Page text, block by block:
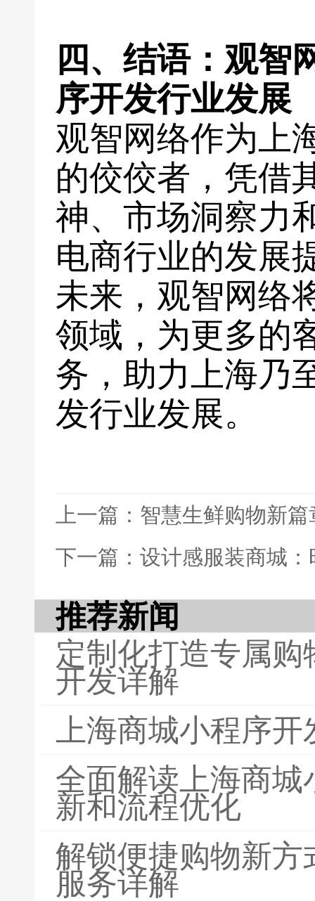
四、结语：观智
序开发行业发展
观智网络作为上
的佼佼者，凭借
神、市场洞察力
电商行业的发展
未来，观智网络
领域，为更多的
务，助力上海乃
发行业发展。
上一篇：智慧生鲜购物新
下一篇：设计感服装商城
推荐新闻
定制化打造专属
开发详解
上海商城小程序
全面解读上海商
新和流程优化
解锁便捷购物新
服务详解